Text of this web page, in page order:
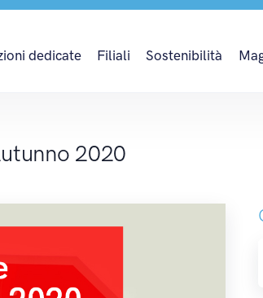
dedicate Filiali Sostenibilità
Autunno 2020
2020